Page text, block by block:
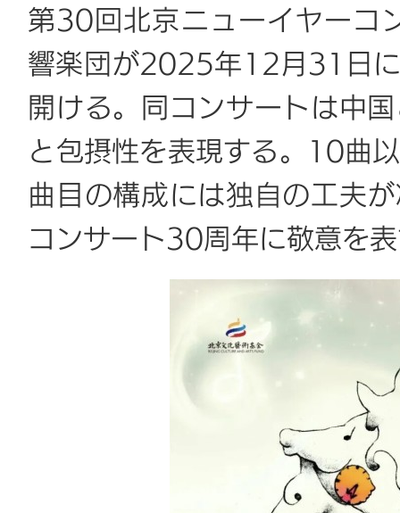
第30回北京ニューイヤー
響楽団が2025年12月31日
開ける。同コンサートは中
と包摂性を表現する。10曲
曲目の構成には独自の工夫
コンサート30周年に敬意を